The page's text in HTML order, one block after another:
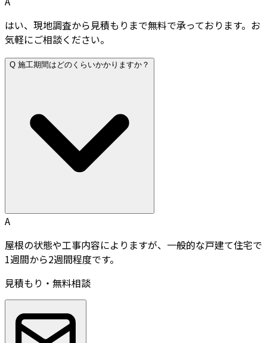
はい、現地調査から見積もりまで無料で承っております。お
気軽にご相談ください。
Q 施工期間はどのくらいかかりますか？
A
屋根の状態や工事内容によりますが、一般的な戸建て住宅で
1週間から2週間程度です。
見積もり・無料相談